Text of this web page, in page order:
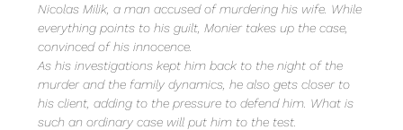
Nicolas Milik, a man accused of murdering his wife. While
everything points to his guilt, Monier takes up the case,
convinced of his innocence.
As his investigations kept him back to the night of the
murder and the family dynamics, he also gets closer to
his client, adding to the pressure to defend him. What is
such an ordinary case will put him to the test.